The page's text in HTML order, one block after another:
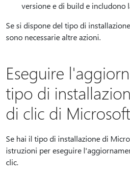
versione e di build e includono
Se si dispone del tipo di
sono necessarie altre azioni.
Eseguire
tipo di
di clic di
Se hai il tipo di installazione di
istruzioni per eseguire
clic.